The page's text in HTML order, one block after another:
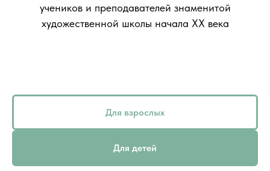
учеников и преподавателей знаменитой
художественной школы начала XX века
Для взрослых
Для детей